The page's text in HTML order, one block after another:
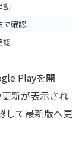
動
で確認
認
Playを開
新が表示され
して最新版へ更